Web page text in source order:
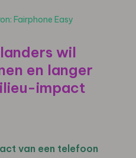
Fairphone Easy
wil
en langer
impact
van een telefoon